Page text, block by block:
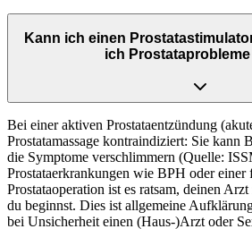
Kann ich einen
ich
Bei einer aktiven Prostataentzündung
Prostatamassage kontraindiziert: Sie kann
die Symptome verschlimmern (Quelle:
Prostataerkrankungen wie BPH oder einer
Prostataoperation ist es ratsam, deinen
du beginnst. Dies ist allgemeine
bei Unsicherheit einen (Haus-)Arzt oder